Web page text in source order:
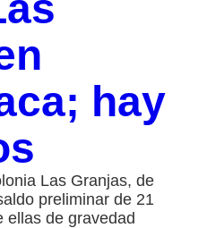
hay
Las Granjas, de
preliminar de 21
ellas de gravedad